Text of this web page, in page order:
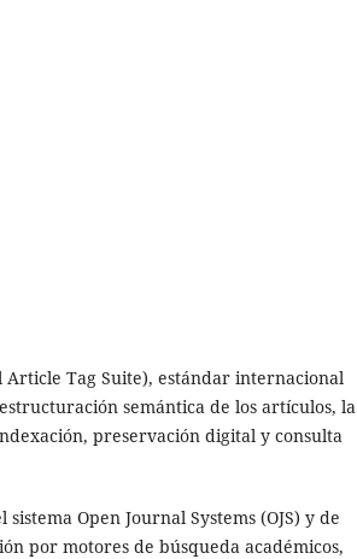
Article Tag Suite), estándar internacional
semántica de los artículos, la
preservación digital y consulta
Open Journal Systems (OJS) y de
por motores de búsqueda académicos,